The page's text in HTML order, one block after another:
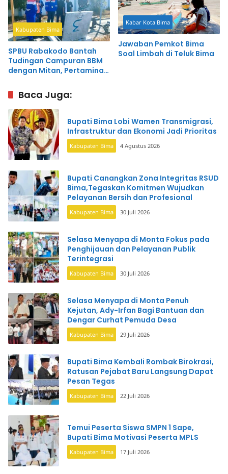
Kabupaten Bima
SPBU Rabakodo Bantah
Tudingan Campuran BBM
dengan Mitan, Pertamina
Normal
Kabar Kota Bima
Jawaban Pemkot Bima
Soal Limbah di Teluk Bima
Baca Juga:
Bupati Bima Lobi Wamen Transmigrasi,
Infrastruktur dan Ekonomi Jadi Prioritas
Kabupaten Bima 4 Agustus 2026
Bupati Canangkan Zona Integritas RSUD
Bima,Tegaskan Komitmen Wujudkan
Pelayanan Bersih dan Profesional
Kabupaten Bima 30 Juli 2026
Selasa Menyapa di Monta Fokus pada
Penghijauan dan Pelayanan Publik
Terintegrasi
Kabupaten Bima 30 Juli 2026
Selasa Menyapa di Monta Penuh
Kejutan, Ady-Irfan Bagi Bantuan dan
Dengar Curhat Pemuda Desa
Kabupaten Bima 29 Juli 2026
Bupati Bima Kembali Rombak Birokrasi,
Ratusan Pejabat Baru Langsung Dapat
Pesan Tegas
Kabupaten Bima 22 Juli 2026
Temui Peserta Siswa SMPN 1 Sape,
Bupati Bima Motivasi Peserta MPLS
Kabupaten Bima 17 Juli 2026